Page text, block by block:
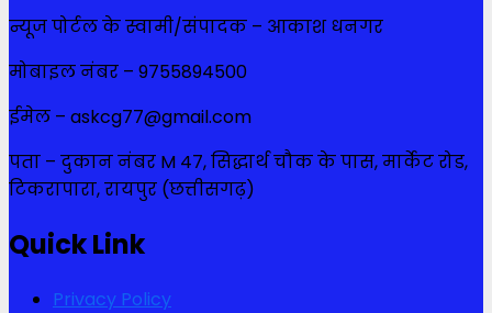
न्यूज पोर्टल के स्वामी/संपादक – आकाश धनगर
मोबाइल नंबर – 9755894500
ईमेल – askcg77@gmail.com
पता – दुकान नंबर M 47, सिद्धार्थ चौक के पास, मार्केट रोड,
टिकरापारा, रायपुर (छत्तीसगढ़)
Quick Link
Privacy Policy